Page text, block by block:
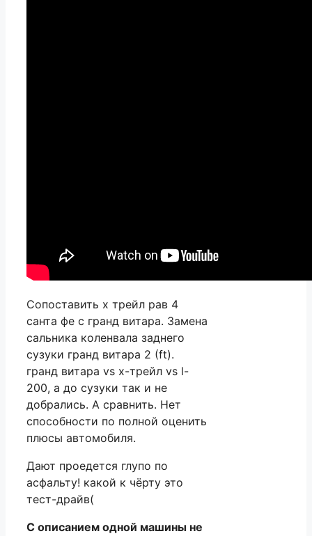
Сопоставить х трейл рав 4
санта фе с гранд витара. Замена
сальника коленвала заднего
сузуки гранд витара 2 (ft).
гранд витара vs х-трейл vs l-
200, а до сузуки так и не
добрались. А сравнить. Нет
способности по полной оценить
плюсы автомобиля.
Дают проедется глупо по
асфальту! какой к чёрту это
тест-драйв(
С описанием одной машины не